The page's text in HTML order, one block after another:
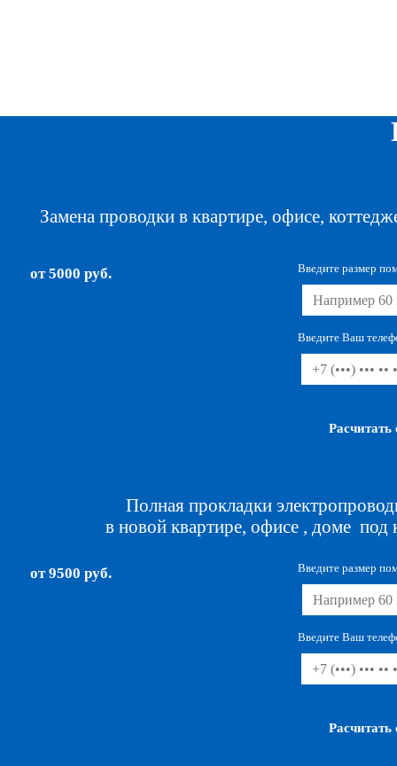
Введите Ваш
Введите размер
Замена проводки в квартире, офисе,
от 5000 руб.
Введите Ваш
Введите размер
Полная прокладки
в новой квартире, офисе , доме под
от 9500 руб.